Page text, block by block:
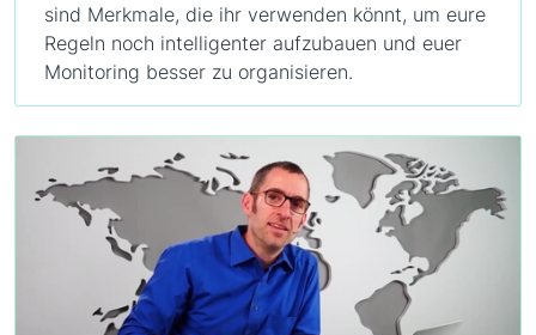
sind Merkmale, die ihr verwenden könnt, um eure
Regeln noch intelligenter aufzubauen und euer
Monitoring besser zu organisieren.